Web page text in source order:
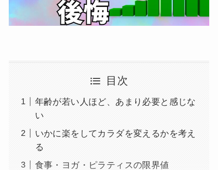
目次
年齢が若い人ほど、あまり必要と感じな
い
いかに楽をしてカラダを変えるかを考え
る
食事・ヨガ・ピラティスの限界値